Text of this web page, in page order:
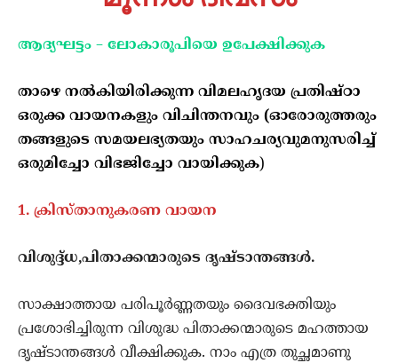
ആദ്യഘട്ടം – ലോകാരൂപിയെ ഉപേക്ഷിക്കുക
താഴെ നൽകിയിരിക്കുന്ന വിമലഹൃദയ പ്രതിഷ്ഠാ
ഒരുക്ക വായനകളും വിചിന്തനവും (ഓരോരുത്തരും
തങ്ങളുടെ സമയലഭ്യതയും സാഹചര്യവുമനുസരിച്ച്
ഒരുമിച്ചോ വിഭജിച്ചോ വായിക്കുക)
1. ക്രിസ്താനുകരണ വായന
വിശുദ്ദ്ധ,പിതാക്കന്മാരുടെ ദൃഷ്ടാന്തങ്ങൾ.
സാക്ഷാത്തായ പരിപൂർണ്ണതയും ദൈവഭക്തിയും
പ്രശോഭിച്ചിരുന്ന വിശുദ്ധ പിതാക്കന്മാരുടെ മഹത്തായ
ദൃഷ്ടാന്തങ്ങൾ വീക്ഷിക്കുക. നാം എത്ര തുച്ഛമാണു